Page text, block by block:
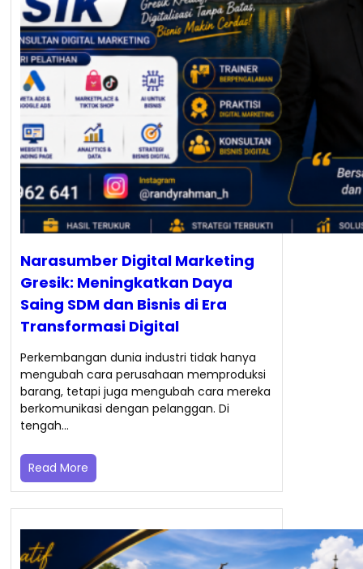
Narasumber Digital Marketing
Gresik: Meningkatkan Daya
Saing SDM dan Bisnis di Era
Transformasi Digital
Perkembangan dunia industri tidak hanya
mengubah cara perusahaan memproduksi
barang, tetapi juga mengubah cara mereka
berkomunikasi dengan pelanggan. Di
tengah…
Read More